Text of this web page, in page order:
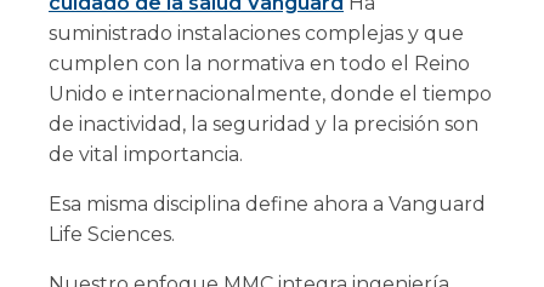
suministrado instalaciones complejas y que
cumplen con la normativa en todo el Reino
Unido e internacionalmente, donde el tiempo
de inactividad, la seguridad y la precisión son
de vital importancia.
Esa misma disciplina define ahora a Vanguard
Life Sciences.